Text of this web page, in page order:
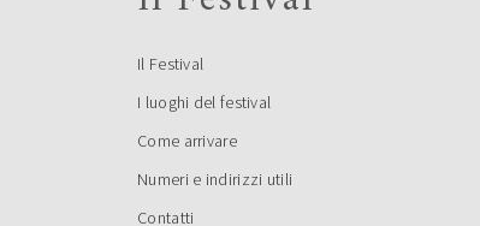
Il Festival
I luoghi del festival
Come arrivare
Numeri e indirizzi utili
Contatti